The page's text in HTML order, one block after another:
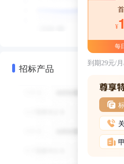
招标产品
¥
每
到期29元/